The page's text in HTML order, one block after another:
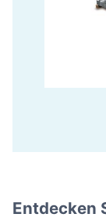
Entdecken